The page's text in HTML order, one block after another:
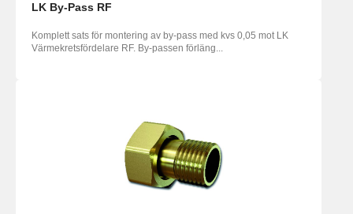
LK By-Pass RF
Komplett sats för montering av by-pass med kvs 0,05 mot LK
Värmekretsfördelare RF. By-passen förläng...